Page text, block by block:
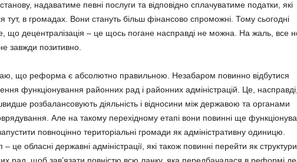
надава­тиме певні послуги та відповідно сплачуватиме податки, які
тут, в громадах. Вони стануть більш фінансово спроможні. Тому сьогодні
що децентралізація – це щось погане насправді не можна. На жаль, все
завжди позитивно.
що реформа є абсолютно правильною. Незабаром повинно відбутися
функціо­нування районних рад і районних адміністрацій. Це,
розбалансовують діяльність і відносини між державою та органами
Але на такому перехідному етапі вони повинні ще
повноцінно територі­альні громади як адміністративну одиницю.
це обласні державні адміністрації, які також повинні перейти як структури